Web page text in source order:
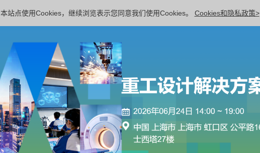
本站点使用Cookies，继续浏览表示您同意我们使用Cookies。 Cookies和隐私政策>